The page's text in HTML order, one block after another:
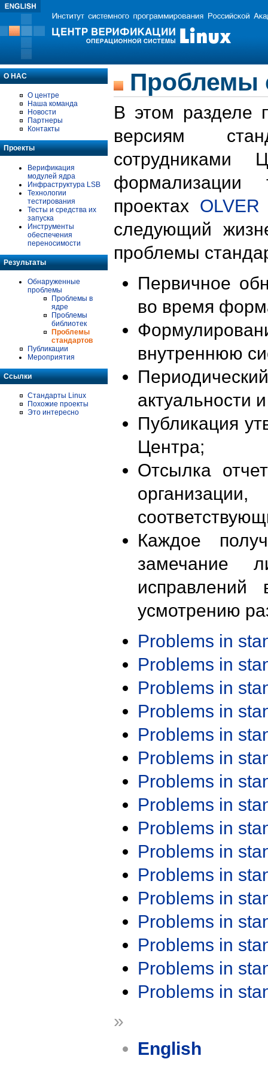
О НАС
О центре
Наша команда
Новости
Партнеры
Контакты
Проекты
Верификация
модулей ядра
Инфраструктура LSB
Технологии
тестирования
Тесты и средства их
запуска
Инструменты
обеспечения
переносимости
Результаты
Обнаруженные
проблемы
Проблемы в
ядре
Проблемы
библиотек
Проблемы
стандартов
Публикации
Мероприятия
Ссылки
Стандарты Linux
Похожие проекты
Это интересно
Проблемы
В этом разделе
версиям
формализации
проектах OLVER
следующий
проблемы
Первичное
во время
внутреннюю
актуальности
Публикация
Центра;
Отсылка
Каждое
замечание
исправлений
усмотрению
Problems in
Problems in
Problems in
Problems in
Problems in
Problems in
Problems in
Problems in
Problems in
Problems in
Problems in
Problems in
Problems in
Problems in
Problems in
Problems in
»
English